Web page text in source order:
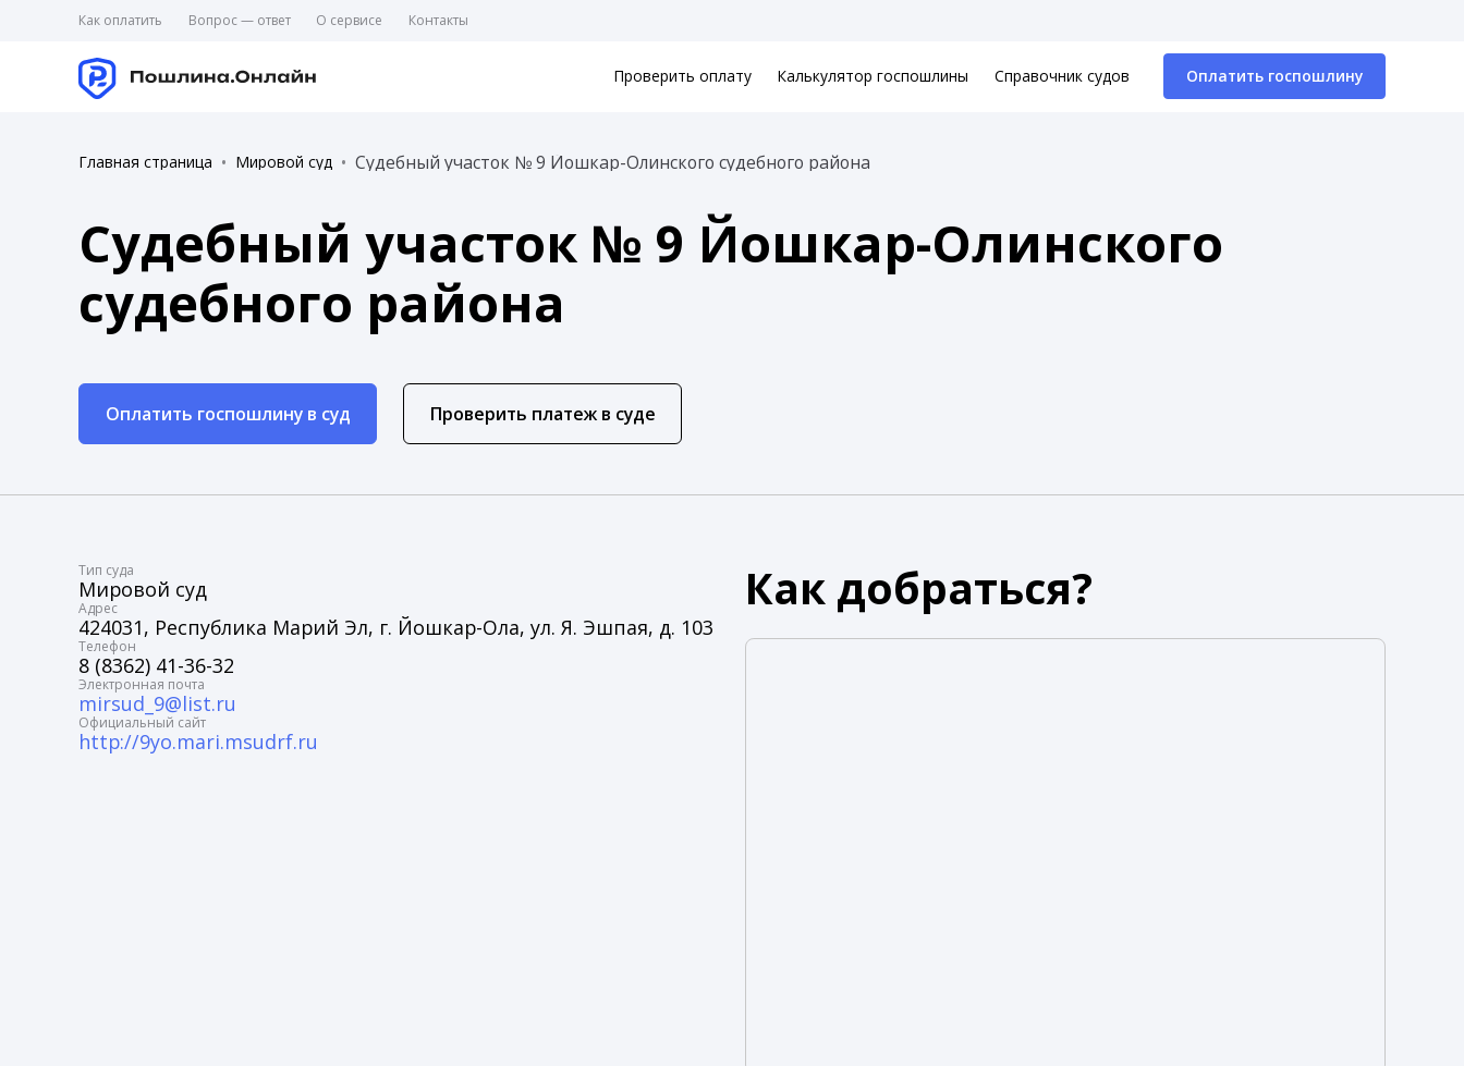
Как оплатить Вопрос — ответ О сервисе Контакты
Проверить оплату Калькулятор госпошлины Справочник судов Оплатить госпошлину
Главная страница Мировой суд Судебный участок № 9 Йошкар-Олинского судебного района
Судебный участок № 9 Йошкар-Олинского
судебного района
Оплатить госпошлину в суд Проверить платеж в суде
Tип суда
Мировой суд
Адрес
424031, Республика Марий Эл, г. Йошкар-Ола, ул. Я. Эшпая, д. 103
Телефон
8 (8362) 41-36-32
Электронная почта
mirsud_9@list.ru
Официальный сайт
http://9yo.mari.msudrf.ru
Как добраться?